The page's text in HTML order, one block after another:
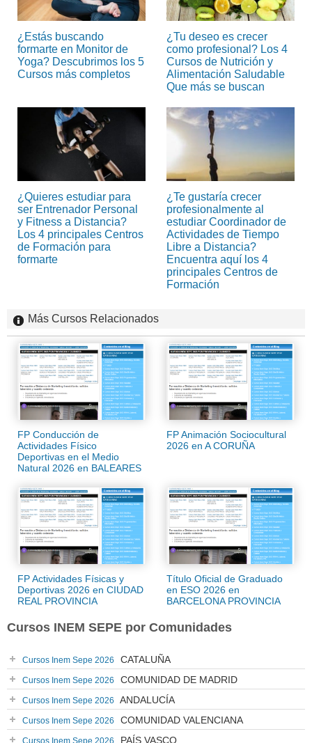
¿Estás buscando
formarte en Monitor de
Yoga? Descubrimos los 5
Cursos más completos
¿Tu deseo es crecer
como profesional? Los 4
Cursos de Nutrición y
Alimentación Saludable
Que más se buscan
¿Quieres estudiar para
ser Entrenador Personal
y Fitness a Distancia?
Los 4 principales Centros
de Formación para
formarte
¿Te gustaría crecer
profesionalmente al
estudiar Coordinador de
Actividades de Tiempo
Libre a Distancia?
Encuentra aquí los 4
principales Centros de
Formación
Más Cursos Relacionados
FP Conducción de
Actividades Físico
Deportivas en el Medio
Natural 2026 en BALEARES
FP Animación Sociocultural
2026 en A CORUÑA
FP Actividades Físicas y
Deportivas 2026 en CIUDAD
REAL PROVINCIA
Título Oficial de Graduado
en ESO 2026 en
BARCELONA PROVINCIA
Cursos INEM SEPE por Comunidades
Cursos Inem Sepe 2026 CATALUÑA
Cursos Inem Sepe 2026 COMUNIDAD DE MADRID
Cursos Inem Sepe 2026 ANDALUCÍA
Cursos Inem Sepe 2026 COMUNIDAD VALENCIANA
PAÍS VASCO